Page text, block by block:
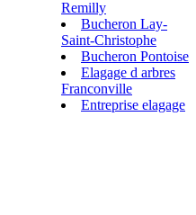
Remilly
Bucheron Lay-
Saint-Christophe
Bucheron Pontoise
Elagage d arbres
Franconville
Entreprise elagage